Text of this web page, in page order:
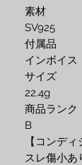
素材
SV925
付属品
インボイス
サイズ
22.4g
商品ランク
B
【コンディ
スレ傷小あ